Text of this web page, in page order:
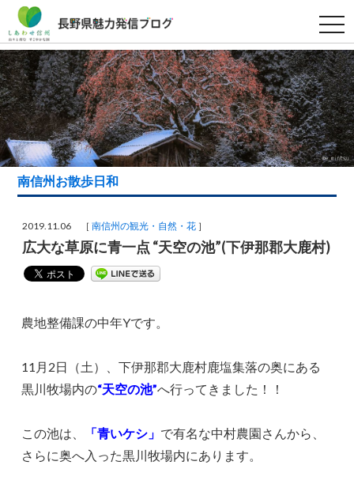
t
o
g
g
l
e
n
a
v
i
g
a
t
n
南信州お散歩日和
2019.11.06 ［南信州の観光・自然・花 ］
広大な草原に青一点 “天空の池”(下伊那郡大鹿村)
農地整備課の中年Yです。
11月2日（土）、下伊那郡大鹿村鹿塩集落の奥にある
黒川牧場内の“天空の池”へ行ってきました！！
この池は、 「青いケシ」 で有名な中村農園さんから、
さらに奥へ入った黒川牧場内にあります。